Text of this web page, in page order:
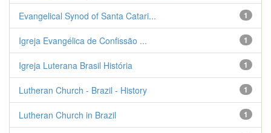
1
Evangelical Synod of Santa Catari...
1
Igreja Evangélica de Confissão ...
1
Igreja Luterana Brasil História
1
Lutheran Church - Brazil - History
1
Lutheran Church in Brazil